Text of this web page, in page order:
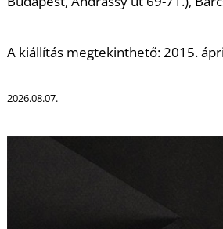
A kiállítás megtekinthető: 2015.
2026.08.07.